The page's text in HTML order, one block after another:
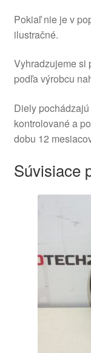
Pokiaľ nie je v
ilustračné.
Vyhradzujeme si
podľa výrobcu
Diely
kontrolované a
dobu 12
Súvisiace